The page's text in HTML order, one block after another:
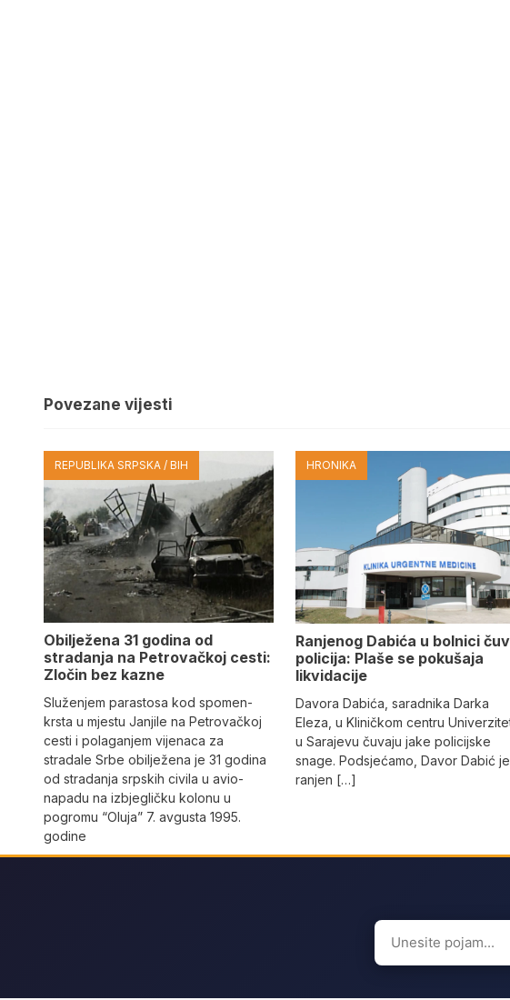
Povezane vijesti
REPUBLIKA SRPSKA / BIH
Obilježena 31 godina od
stradanja na Petrovačkoj cesti:
Zločin bez kazne
Služenjem parastosa kod spomen-
krsta u mjestu Janjile na Petrovačkoj
cesti i polaganjem vijenaca za
stradale Srbe obilježena je 31 godina
od stradanja srpskih civila u avio-
napadu na izbjegličku kolonu u
pogromu “Oluja” 7. avgusta 1995.
godine
HRONIKA
Ranjenog Dabića u bolnici
policija: Plaše se pokušaja
likvidacije
Davora Dabića, saradnika Darka
Eleza, u Kliničkom centru
u Sarajevu čuvaju jake policijske
snage. Podsjećamo, Davor Dabić je
ranjen […]
Search
for: